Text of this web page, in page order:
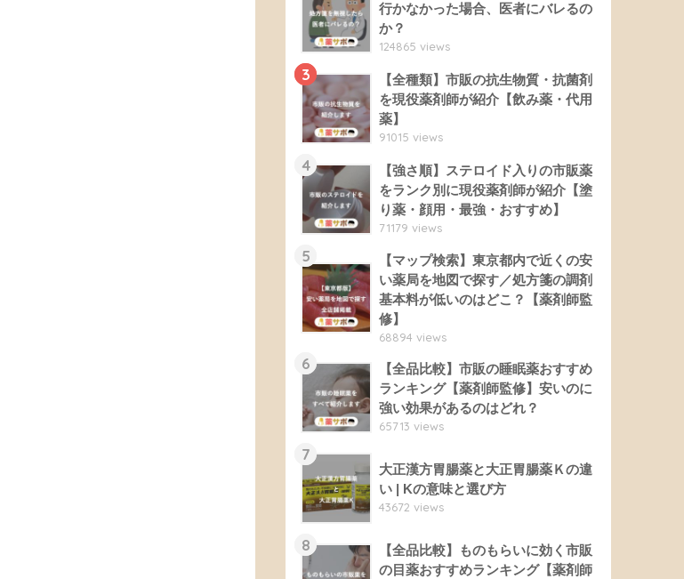
行かなかった場合、医者にバレるの
か？
124865 views
3
【全種類】市販の抗生物質・抗菌剤
を現役薬剤師が紹介【飲み薬・代用
薬】
91015 views
4
【強さ順】ステロイド入りの市販薬
をランク別に現役薬剤師が紹介【塗
り薬・顔用・最強・おすすめ】
71179 views
5
【マップ検索】東京都内で近くの安
い薬局を地図で探す／処方箋の調剤
基本料が低いのはどこ？【薬剤師監
修】
68894 views
6
【全品比較】市販の睡眠薬おすすめ
ランキング【薬剤師監修】安いのに
強い効果があるのはどれ？
65713 views
7
大正漢方胃腸薬と大正胃腸薬Ｋの違
い | Kの意味と選び方
43672 views
8
【全品比較】ものもらいに効く市販
の目薬おすすめランキング【薬剤師